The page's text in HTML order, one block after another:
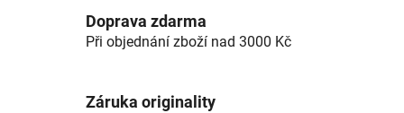
Doprava zdarma
Při objednání zboží nad 3000 Kč
Záruka originality